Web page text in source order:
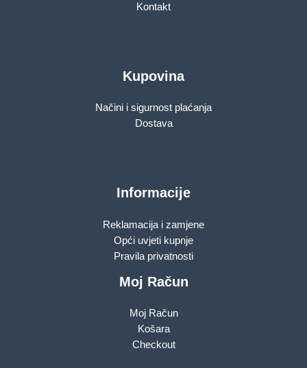
Kontakt
Kupovina
Načini i sigurnost plaćanja
Dostava
Informacije
Reklamacija i zamjene
Opći uvjeti kupnje
Pravila privatnosti
Moj Račun
Moj Račun
Košara
Checkout